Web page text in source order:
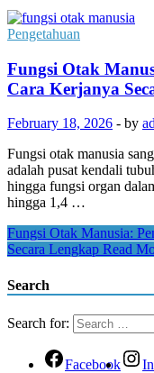
Pengetahuan
Fungsi Otak
Cara Kerjanya
February 18, 2026 - by
Fungsi otak manusia
adalah pusat kendali
hingga fungsi organ
hingga 1,4 …
Fungsi Otak Manusia:
Secara Lengkap Read
Search
Search for:
Facebook